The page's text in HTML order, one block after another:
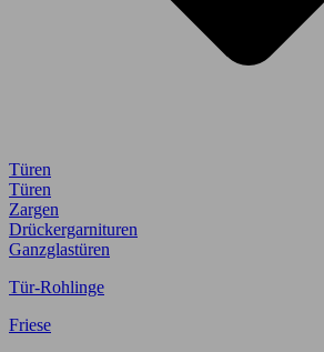
Türen
Türen
Zargen
Drückergarnituren
Ganzglastüren
Tür-Rohlinge
Friese